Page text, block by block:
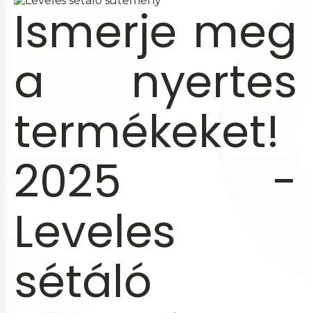
Ismerje meg
a nyertes
termékeket!
2025 -
Leveles
sétáló